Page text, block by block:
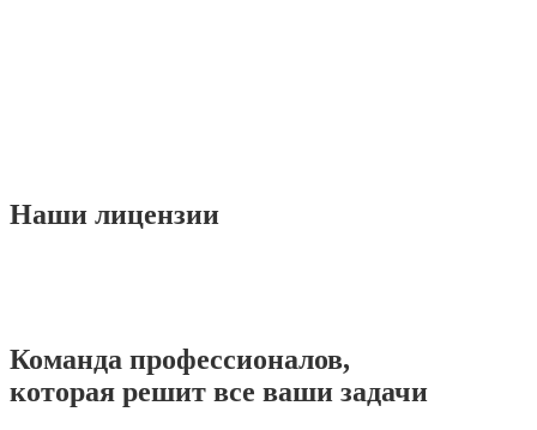
Наши лицензии
Команда профессионалов,
которая решит все ваши задачи